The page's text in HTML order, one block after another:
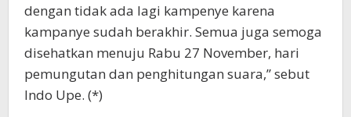
dengan tidak ada lagi kampenye karena
kampanye sudah berakhir. Semua juga semoga
disehatkan menuju Rabu 27 November, hari
pemungutan dan penghitungan suara,” sebut
Indo Upe. (*)